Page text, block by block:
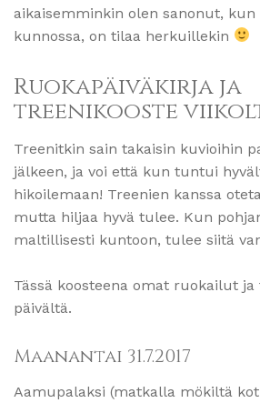
aikaisemminkin olen sanonut, kun
kunnossa, on tilaa herkuillekin
Ruokapäiväkirja ja
treenikooste
Treenitkin sain takaisin kuvioihin
jälkeen, ja voi että kun tuntui
hikoilemaan! Treenien kanssa
mutta hiljaa hyvä tulee. Kun
maltillisesti kuntoon, tulee siitä
Tässä koosteena omat ruokailut
päivältä.
Maanantai 31.7.2017
Aamupalaksi (matkalla mökiltä